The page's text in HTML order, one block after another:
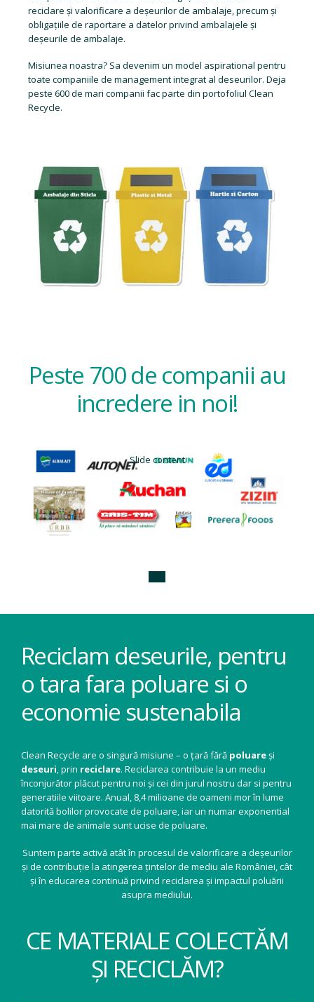
reciclare și valorificare a deșeurilor de ambalaje, precum și
obligațiile de raportare a datelor privind ambalajele și
deșeurile de ambalaje.
Misiunea noastra? Sa devenim un model aspirational pentru
toate companiile de management integrat al deseurilor. Deja
peste 600 de mari companii fac parte din portofoliul Clean
Recycle.
Peste 700 de companii au
incredere in noi!
Slide content
Reciclam deseurile, pentru
o tara fara poluare si o
economie sustenabila
Clean Recycle are o singură misiune – o țară fără poluareși
deseuri, prin reciclare. Reciclarea contribuie la un mediu
înconjurător plăcut pentru noi și cei din jurul nostru dar si pentru
generatiile viitoare. Anual, 8,4 milioane de oameni mor în lume
datorită bolilor provocate de poluare, iar un numar exponential
mai mare de animale sunt ucise de poluare.
Suntem parte activă atât în procesul de valorificare a deșeurilor
și de contribuție la atingerea țintelor de mediu ale României, cât
și în educarea continuă privind reciclarea și impactul poluării
asupra mediului.
CE MATERIALE COLECTĂM
ȘI RECICLĂM?